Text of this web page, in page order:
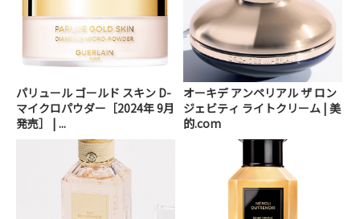
パリュール ゴールド スキン D-
マイクロパウダー［2024年 9月
発売］ | ...
オーキデ アンペリアル ザ ロン
ジェビティ ライトクリーム | 美
的.com